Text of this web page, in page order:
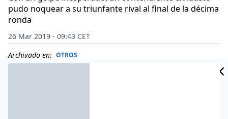
pudo noquear a su triunfante rival al final de la décima
ronda
26 Mar 2019 - 09:43 CET
Archivado en: OTROS